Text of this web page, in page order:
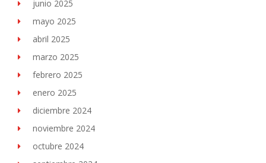
junio 2025
mayo 2025
abril 2025
marzo 2025
febrero 2025
enero 2025
diciembre 2024
noviembre 2024
octubre 2024